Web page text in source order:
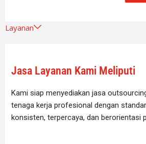
Layanan
Jasa Layanan Kami Meliputi
Kami siap menyediakan jasa
tenaga kerja profesional dengan
konsisten, terpercaya, dan berorientasi